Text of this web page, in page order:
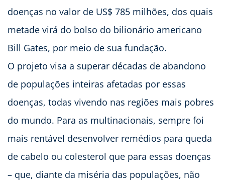
doenças no valor de US$ 785 milhões, dos quais
metade virá do bolso do bilionário americano
Bill Gates, por meio de sua fundação.
O projeto visa a superar décadas de abandono
de populações inteiras afetadas por essas
doenças, todas vivendo nas regiões mais pobres
do mundo. Para as multinacionais, sempre foi
mais rentável desenvolver remédios para queda
de cabelo ou colesterol que para essas doenças
– que, diante da miséria das populações, não